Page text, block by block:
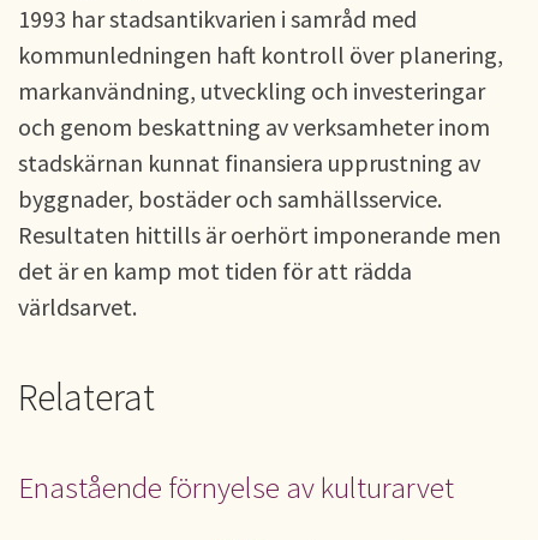
1993 har stadsantikvarien i samråd med
kommunledningen haft kontroll över planering,
markanvändning, utveckling och investeringar
och genom beskattning av verksamheter inom
stadskärnan kunnat finansiera upprustning av
byggnader, bostäder och samhällsservice.
Resultaten hittills är oerhört imponerande men
det är en kamp mot tiden för att rädda
världsarvet.
Relaterat
Enastående förnyelse av kulturarvet